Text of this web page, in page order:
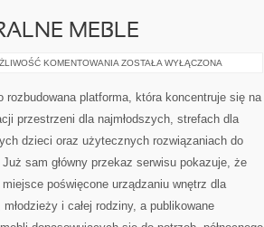
MEBLE
KOMENTOWANIA EKOLOGICZNE
MEBLE
ZOSTAŁA WYŁĄCZONA
rozbudowana platforma, która koncentruje się na
przestrzeni dla najmłodszych, strefach dla
dzieci oraz użytecznych rozwiązaniach do
sam główny przekaz serwisu pokazuje, że
poświęcone urządzaniu wnętrz dla
i całej rodziny, a publikowane